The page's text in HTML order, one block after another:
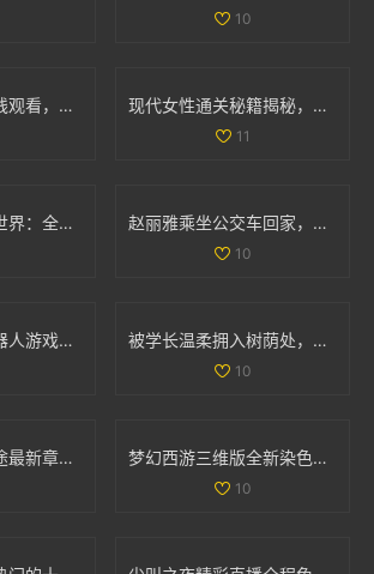
10
小女孩全系列在线观看，畅享高清精彩内容尽在掌握 现代女性通关秘籍揭秘，如何轻松完成文字找茬挑战
11
探索海棠的奇幻世界：全新游戏体验等你来揭晓 赵丽雅乘坐公交车回家，展现真实亲民的一面
10
探寻经典单机机器人游戏的魅力与 nostalgia 回忆之旅 被学长温柔拥入树荫处，心跳加速的感人瞬间
10
快来阅读宦海官途最新章节，畅享精彩故事新篇章 梦幻西游三维版全新染色系统上线，个性化角色打造新体验
10